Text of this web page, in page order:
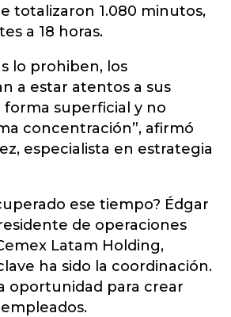
totalizaron 1.080 minutos,
a 18 horas.
lo prohiben, los
a estar atentos a sus
forma superficial y no
concentración”, afirmó
especialista en estrategia
ese tiempo? Édgar
de operaciones
Latam Holding,
ha sido la coordinación.
oportunidad para crear